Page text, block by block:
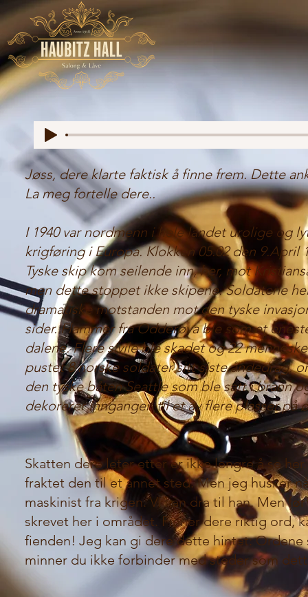
Jøss, dere klarte faktisk å finne frem. Dette
La meg fortelle dere..
I 1940 var nordmenn i hele landet urolige og
krigføring i Europa. Klokken 05.02 den
Tyske skip kom seilende inn, her, mot
men dette stoppet ikke skipene. Soldatene
dramatiske motstanden mot den tyske
sider. Flammer fra Odderøya ble som et
dalene. Flere sivile ble skadet og 22
pustet 8 norske soldater sitt siste åndedrag,
den tyske båten Seattle som ble satt i brann
dekorerer inngangen til et av flere plasser på
Skatten dere leter etter er ikke lengre å se
fraktet den til et annet sted. Men jeg husker
maskinist fra krigen. Vi kan dra til han. Men
skrevet her i området. Finner dere riktig ord,
fienden! Jeg kan gi dere dette hintet:
minner du ikke forbinder med steder som